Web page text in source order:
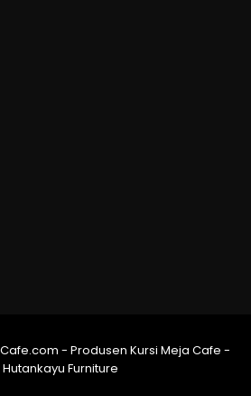
- Produsen Kursi Meja Cafe -
Hutankayu Furniture